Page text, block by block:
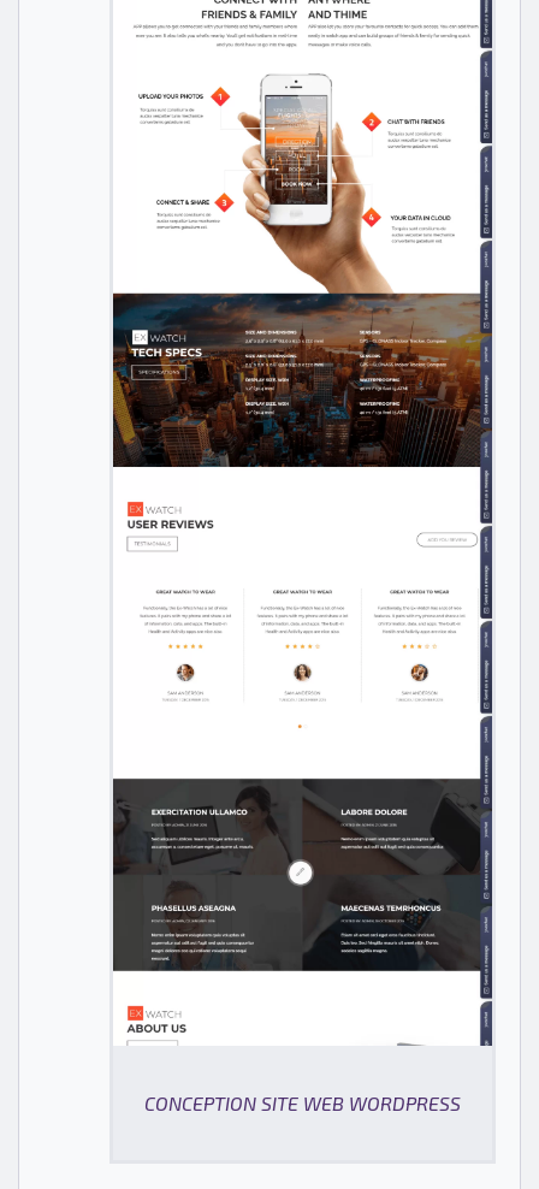
CONCEPTION SITE WEB WORDPRESS